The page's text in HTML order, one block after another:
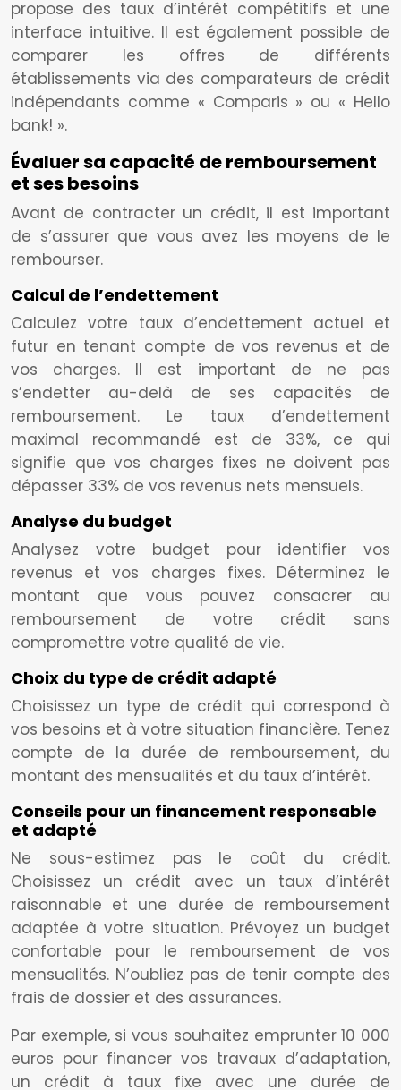
propose des taux d’intérêt compétitifs et une
interface intuitive. Il est également possible de
comparer les offres de différents
établissements via des comparateurs de crédit
indépendants comme « Comparis » ou « Hello
bank! ».
Évaluer sa capacité de remboursement
et ses besoins
Avant de contracter un crédit, il est important
de s’assurer que vous avez les moyens de le
rembourser.
Calcul de l’endettement
Calculez votre taux d’endettement actuel et
futur en tenant compte de vos revenus et de
vos charges. Il est important de ne pas
s’endetter au-delà de ses capacités de
remboursement. Le taux d’endettement
maximal recommandé est de 33%, ce qui
signifie que vos charges fixes ne doivent pas
dépasser 33% de vos revenus nets mensuels.
Analyse du budget
Analysez votre budget pour identifier vos
revenus et vos charges fixes. Déterminez le
montant que vous pouvez consacrer au
remboursement de votre crédit sans
compromettre votre qualité de vie.
Choix du type de crédit adapté
Choisissez un type de crédit qui correspond à
vos besoins et à votre situation financière. Tenez
compte de la durée de remboursement, du
montant des mensualités et du taux d’intérêt.
Conseils pour un financement responsable
et adapté
Ne sous-estimez pas le coût du crédit.
Choisissez un crédit avec un taux d’intérêt
raisonnable et une durée de remboursement
adaptée à votre situation. Prévoyez un budget
confortable pour le remboursement de vos
mensualités. N’oubliez pas de tenir compte des
frais de dossier et des assurances.
Par exemple, si vous souhaitez emprunter 10 000
euros pour financer vos travaux d’adaptation,
un crédit à taux fixe avec une durée de